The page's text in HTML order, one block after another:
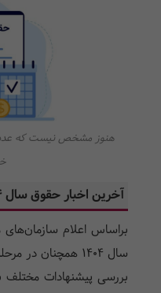
آخرین اخبار حقوق سال ۱۴۰۴
براساس اعلام
سال ۱۴۰۴ همچنان
بررسی پیشنهادات مختلف